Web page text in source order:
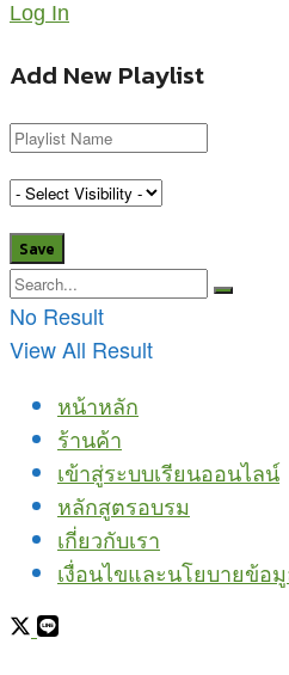
Log In
Add New Playlist
No Result
View All Result
หน้าหลัก
ร้านค้า
เข้าสู่ระบบเรียนออนไลน์
หลักสูตรอบรม
เกี่ยวกับเรา
เงื่อนไขและนโยบายข้อ